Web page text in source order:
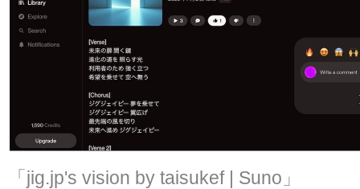
「jig.jp's vision by taisukef | Suno」